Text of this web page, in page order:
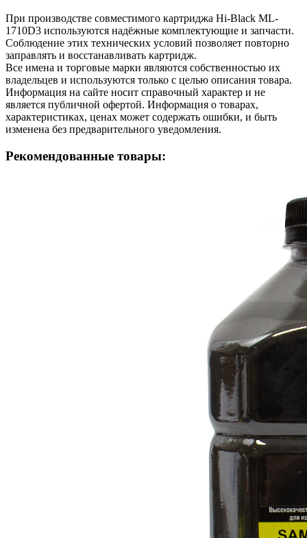
При производстве совместимого картриджа Hi-Black ML-
1710D3 используются надёжные комплектующие и запчасти.
Соблюдение этих технических условий позволяет повторно
заправлять и восстанавливать картридж.
Все имена и торговые марки являются собственностью их
владельцев и используются только с целью описания товара.
Информация на сайте носит справочный характер и не
является публичной офертой. Информация о товарах,
характеристиках, ценах может содержать ошибки, и быть
изменена без предварительного уведомления.
Рекомендованные товары: